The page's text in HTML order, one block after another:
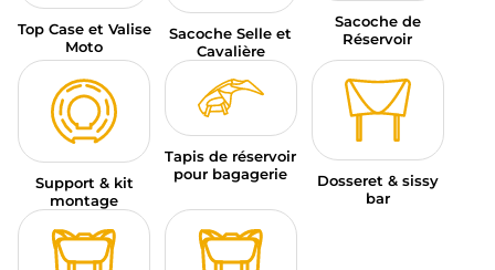
Top Case et Valise
Moto
Sacoche Selle et
Cavalière
Sacoche de
Réservoir
Support & kit
montage
Tapis de réservoir
pour bagagerie
Dosseret & sissy
bar